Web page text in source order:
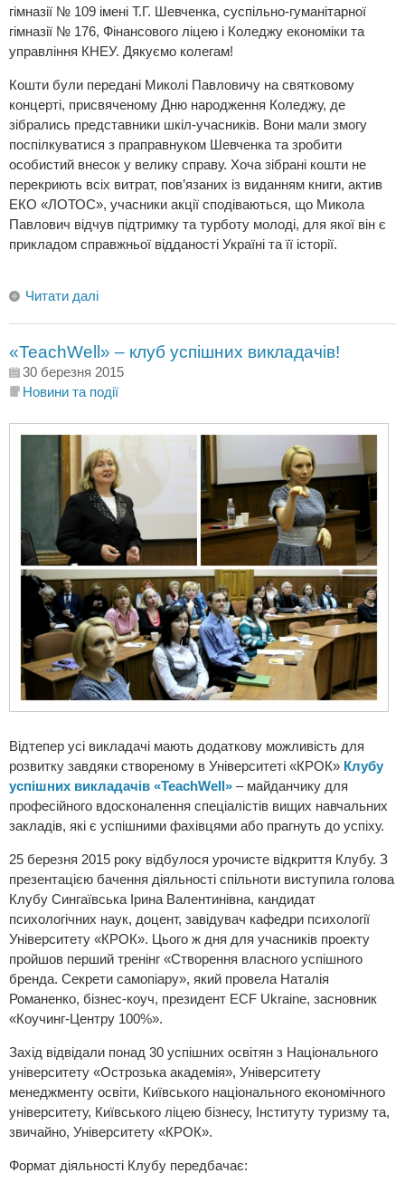
гімназії № 109 імені Т.Г. Шевченка, суспільно-гуманітарної
гімназії № 176, Фінансового ліцею і Коледжу економіки та
управління КНЕУ. Дякуємо колегам!
Кошти були передані Миколі Павловичу на святковому
концерті, присвяченому Дню народження Коледжу, де
зібрались представники шкіл-учасників. Вони мали змогу
поспілкуватися з праправнуком Шевченка та зробити
особистий внесок у велику справу. Хоча зібрані кошти не
перекриють всіх витрат, пов’язаних із виданням книги, актив
ЕКО «ЛОТОС», учасники акції сподіваються, що Микола
Павлович відчув підтримку та турботу молоді, для якої він є
прикладом справжньої відданості Україні та її історії.
Читати далі
«TeachWell» – клуб успішних викладачів!
30 березня 2015
Новини та події
Відтепер усі викладачі мають додаткову можливість для
розвитку завдяки створеному в Університеті «КРОК» Клубу
успішних викладачів «TeachWell» – майданчику для
професійного вдосконалення спеціалістів вищих навчальних
закладів, які є успішними фахівцями або прагнуть до успіху.
25 березня 2015 року відбулося урочисте відкриття Клубу. З
презентацією бачення діяльності спільноти виступила голова
Клубу Сингаївська Ірина Валентинівна, кандидат
психологічних наук, доцент, завідувач кафедри психології
Університету «КРОК». Цього ж дня для учасників проекту
пройшов перший тренінг «Створення власного успішного
бренда. Секрети самопіару», який провела Наталія
Романенко, бізнес-коуч, президент ЕСF Ukraine, засновник
«Коучинг-Центру 100%».
Захід відвідали понад 30 успішних освітян з Національного
університету «Острозька академія», Університету
менеджменту освіти, Київського національного економічного
університету, Київського ліцею бізнесу, Інституту туризму та,
звичайно, Університету «КРОК».
Формат діяльності Клубу передбачає: